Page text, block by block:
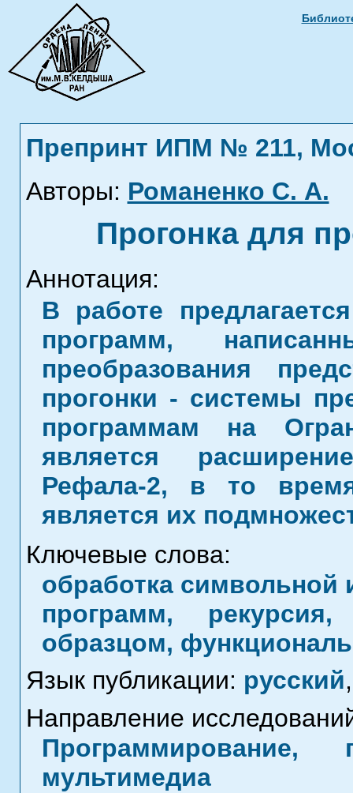
Препринт ИПМ № 211,
Авторы: Романенко С. А.
Прогонка для
Аннотация:
В работе
программ,
преобразования
прогонки - системы
программам на
является
Рефала-2, в то
является их
Ключевые слова:
обработка
программ,
образцом,
Язык публикации: русский,
Направление
Программирование,
мультимедиа